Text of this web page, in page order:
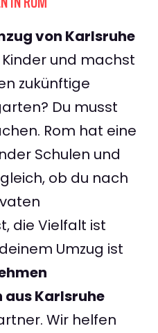
von Karlsruhe
und machst
zukünftige
Du musst
Rom hat eine
Schulen und
ob du nach
die Vielfalt ist
Umzug ist
aus Karlsruhe
Wir helfen